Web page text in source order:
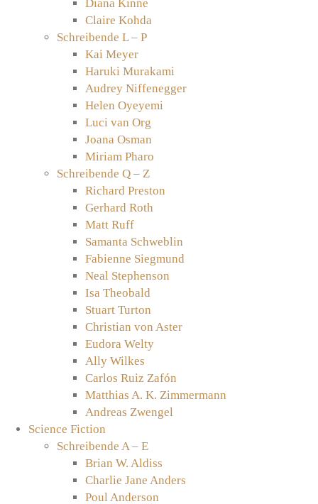
Diana Kinne
Claire Kohda
Schreibende L – P
Kai Meyer
Haruki Murakami
Audrey Niffenegger
Helen Oyeyemi
Luci van Org
Joana Osman
Miriam Pharo
Schreibende Q – Z
Richard Preston
Gerhard Roth
Matt Ruff
Samanta Schweblin
Fabienne Siegmund
Neal Stephenson
Isa Theobald
Stuart Turton
Christian von Aster
Eudora Welty
Ally Wilkes
Carlos Ruiz Zafón
Matthias A. K. Zimmermann
Andreas Zwengel
Science Fiction
Schreibende A – E
Brian W. Aldiss
Charlie Jane Anders
Poul Anderson